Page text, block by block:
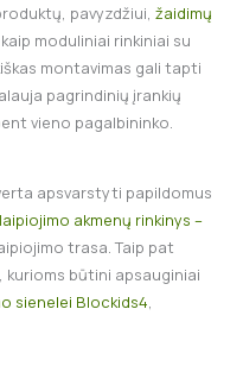
pavyzdžiui, žaidimų
moduliniai rinkiniai su
montavimas gali tapti
pagrindinių įrankių
vieno pagalbininko.
apsvarstyti papildomus
akmenų rinkinys –
trasa. Taip pat
būtini apsauginiai
sienelei Blockids4,